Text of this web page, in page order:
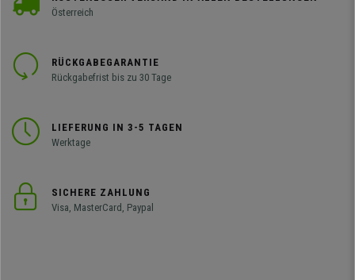
Österreich
RÜCKGABEGARANTIE
Rückgabefrist bis zu 30 Tage
LIEFERUNG IN 3-5 TAGEN
Werktage
SICHERE ZAHLUNG
Visa, MasterCard, Paypal